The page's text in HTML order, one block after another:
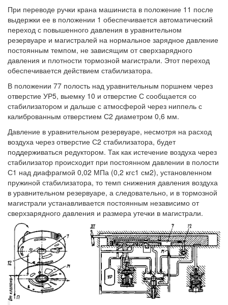
При переводе ручки крана машиниста в положение 11 после
выдержки ее в положении 1 обеспечивается автоматический
переход с повышенного давления в уравнительном
резервуаре и магистралей на нормальное зарядное давление
постоянным темпом, не зависящим от сверхзарядного
давления и плотности тормозной магистрали. Этот переход
обеспечивается действием стабилизатора.
В положении 77 полость над уравнительным поршнем через
отверстие УР5, выемку 10 и отверстие С сообщается со
стабилизатором и дальше с атмосферой через ниппель с
калиброванным отверстием С2 диаметром 0,6 мм.
Давление в уравнительном резервуаре, несмотря на расход
воздуха через отверстие С2 стабилизатора, будет
поддерживаться редуктором. Так как истечение воздуха через
стабилизатор происходит при постоянном давлении в полости
С1 над диафрагмой 0,02 МПа (0,2 кгс1 см2), установленном
пружиной стабилизатора, то темп снижения давления воздуха
в уравнительном резервуаре, а следовательно, и в тормозной
магистрали устанавливается постоянным независимо от
сверхзарядного давления и размера утечки в магистрали.